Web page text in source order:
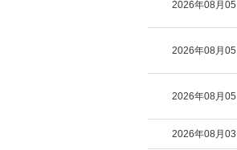
2026年08月05
2026年08月05
2026年08月05
2026年08月03